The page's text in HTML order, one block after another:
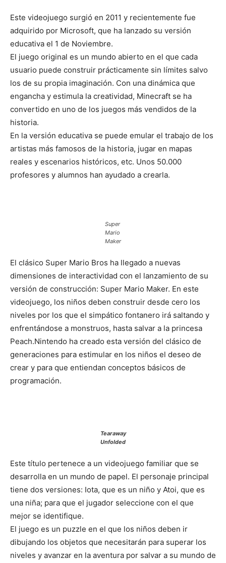
Este videojuego surgió en 2011 y recientemente fue
adquirido por Microsoft, que ha lanzado su versión
educativa el 1 de Noviembre.
El juego original es un mundo abierto en el que cada
usuario puede construir prácticamente sin límites salvo
los de su propia imaginación. Con una dinámica que
engancha y estimula la creatividad, Minecraft se ha
convertido en uno de los juegos más vendidos de la
historia.
En la versión educativa se puede emular el trabajo de los
artistas más famosos de la historia, jugar en mapas
reales y escenarios históricos, etc. Unos 50.000
profesores y alumnos han ayudado a crearla.
Super
Mario
Maker
El clásico Super Mario Bros ha llegado a nuevas
dimensiones de interactividad con el lanzamiento de su
versión de construcción: Super Mario Maker. En este
videojuego, los niños deben construir desde cero los
niveles por los que el simpático fontanero irá saltando y
enfrentándose a monstruos, hasta salvar a la princesa
Peach.Nintendo ha creado esta versión del clásico de
generaciones para estimular en los niños el deseo de
crear y para que entiendan conceptos básicos de
programación.
Tearaway
Unfolded
Este título pertenece a un videojuego familiar que se
desarrolla en un mundo de papel. El personaje principal
tiene dos versiones: Iota, que es un niño y Atoi, que es
una niña; para que el jugador seleccione con el que
mejor se identifique.
El juego es un puzzle en el que los niños deben ir
dibujando los objetos que necesitarán para superar los
niveles y avanzar en la aventura por salvar a su mundo de